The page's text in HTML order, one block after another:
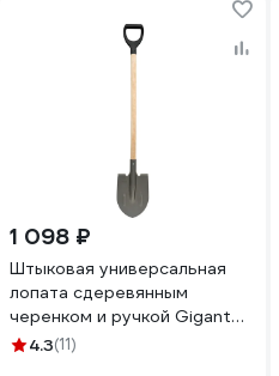
1 098 ₽
Штыковая универсальная
лопата сдеревянным
черенком и ручкой Gigant
SH-17
4.3(11)